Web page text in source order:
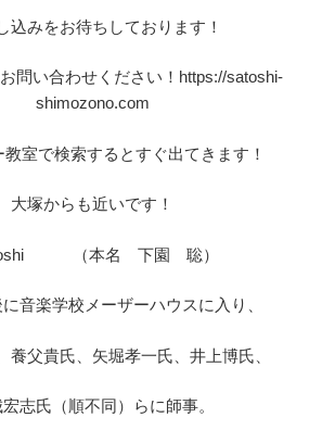
込みをお待ちしております！
問い合わせください！https://satoshi-
shimozono.com
室で検索するとすぐ出てきます！
大塚からも近いです！
（本名 下園 聡）
音楽学校メーザーハウスに入り、
養父貴氏、矢堀孝一氏、井上博氏、
志氏（順不同）らに師事。